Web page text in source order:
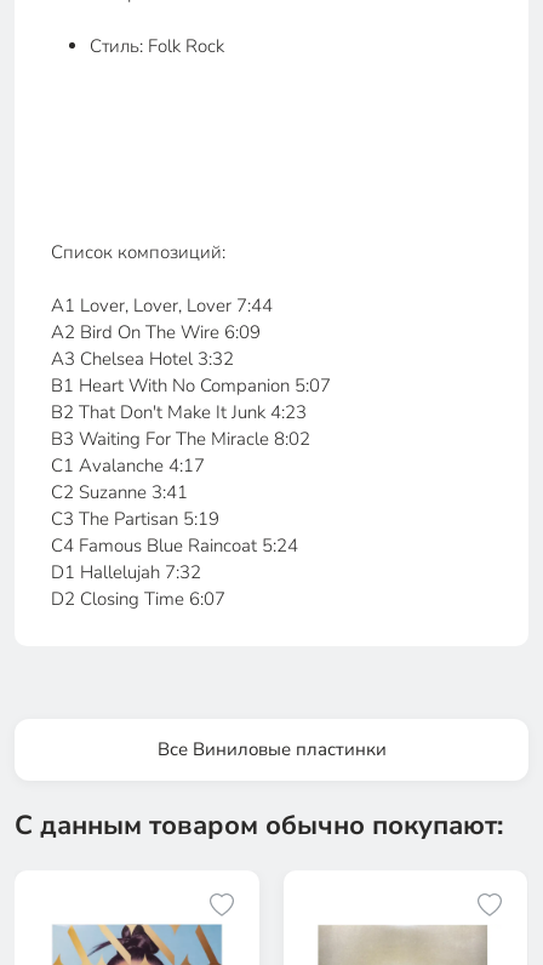
Стиль: Folk Rock
Список композиций:
A1 Lover, Lover, Lover 7:44
A2 Bird On The Wire 6:09
A3 Chelsea Hotel 3:32
B1 Heart With No Companion 5:07
B2 That Don't Make It Junk 4:23
B3 Waiting For The Miracle 8:02
C1 Avalanche 4:17
C2 Suzanne 3:41
C3 The Partisan 5:19
C4 Famous Blue Raincoat 5:24
D1 Hallelujah 7:32
D2 Closing Time 6:07
Все Виниловые пластинки
С данным товаром обычно покупают: